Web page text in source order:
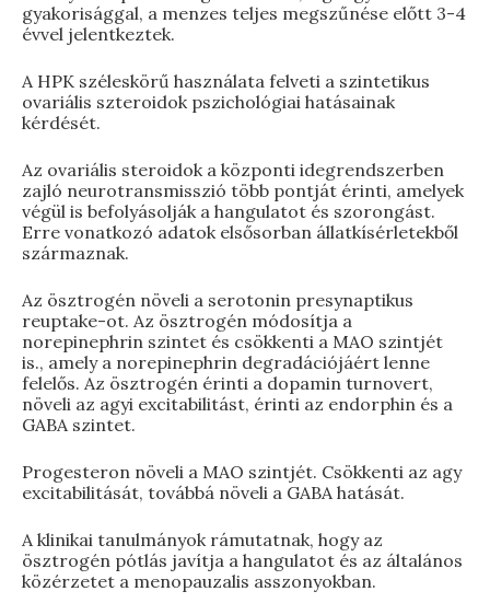
gyakorisággal, a menzes teljes megszűnése előtt 3-4
évvel jelentkeztek.
A HPK széleskörű használata felveti a szintetikus
ovariális szteroidok pszichológiai hatásainak
kérdését.
Az ovariális steroidok a központi idegrendszerben
zajló neurotransmisszió több pontját érinti, amelyek
végül is befolyásolják a hangulatot és szorongást.
Erre vonatkozó adatok elsősorban állatkísérletekből
származnak.
Az ösztrogén növeli a serotonin presynaptikus
reuptake-ot. Az ösztrogén módosítja a
norepinephrin szintet és csökkenti a MAO szintjét
is., amely a norepinephrin degradációjáért lenne
felelős. Az ösztrogén érinti a dopamin turnovert,
növeli az agyi excitabilitást, érinti az endorphin és a
GABA szintet.
Progesteron növeli a MAO szintjét. Csökkenti az agy
excitabilitását, továbbá növeli a GABA hatását.
A klinikai tanulmányok rámutatnak, hogy az
ösztrogén pótlás javítja a hangulatot és az általános
közérzetet a menopauzalis asszonyokban.